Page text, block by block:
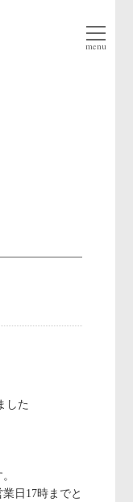
menu
した
日17時までと